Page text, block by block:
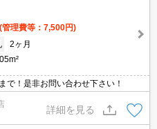
(管理費等：7,500円)
2ヶ月
で！是非お問い合わせ下さい！
詳細を見る